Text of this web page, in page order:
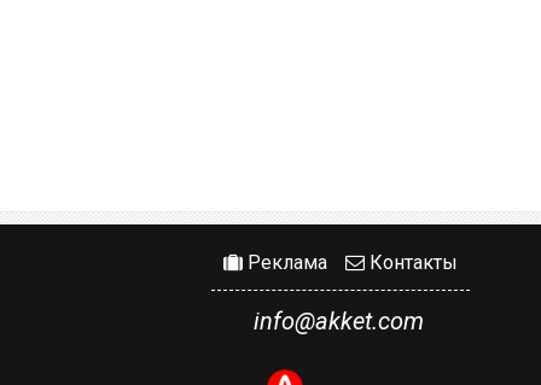
Реклама Контакты
info@akket.com